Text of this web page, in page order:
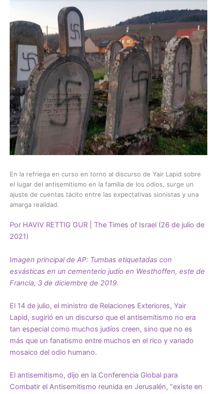
En la refriega en curso en torno al discurso de Yair Lapid sobre
el lugar del antisemitismo en la familia de los odios, surge un
ajuste de cuentas tácito entre las expectativas sionistas y una
amarga realidad.
Por HAVIV RETTIG GUR | The Times of Israel (26 de julio de
2021)
Imagen principal de AP: Tumbas etiquetadas con
esvásticas en un cementerio judío en Westhoffen, este de
Francia, 3 de diciembre de 2019.
El 14 de julio, el ministro de Relaciones Exteriores, Yair
Lapid, sugirió en un discurso que el antisemitismo no era
tan especial como muchos judíos creen, sino que no es
más que un fanatismo entre muchos en el rico y variado
mosaico del odio humano.
El antisemitismo, dijo en la Conferencia Global para
Combatir el Antisemitismo reunida en Jerusalén, “existe en